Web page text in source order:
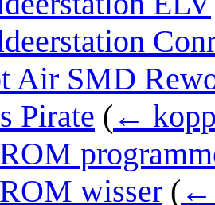
Air SMD
Pirate ( ←
wisser ( ←